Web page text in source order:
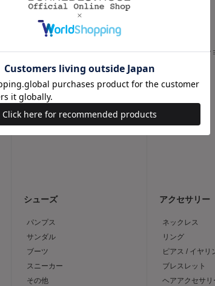
フレア
タイト
台形
デニムスカート
その他
キュロット / シ
その他
シューズ
パンプス
サンダル
ブーツ
スニーカー
その他
アクセサリー
ネックレス
リング
ピアス / イヤリ
ブレスレット
ヘアアクセサリ